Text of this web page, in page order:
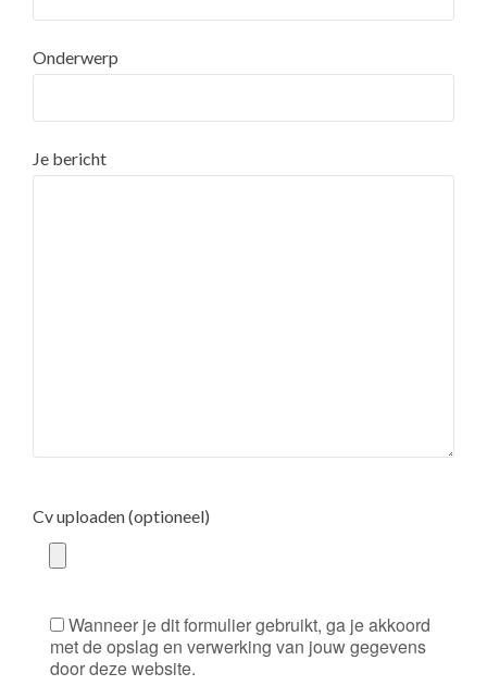
Onderwerp
Je bericht
Cv uploaden (optioneel)
Wanneer je dit formulier gebruikt, ga je akkoord
met de opslag en verwerking van jouw gegevens
door deze website.